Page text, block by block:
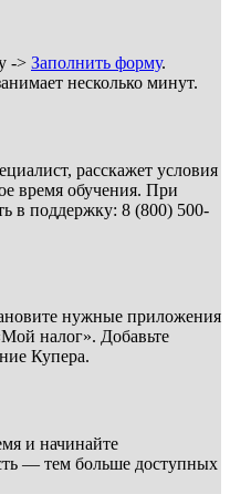
-> Заполнить форму.
несколько минут.
расскажет условия
время обучения. При
в поддержку: 8 (800) 500-
нужные приложения
налог». Добавьте
Купера.
и начинайте
— тем больше доступных